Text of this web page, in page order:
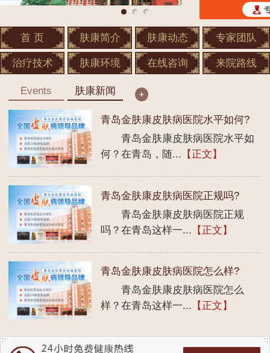
首 页 肤康简介 肤康动态 专家团队
治疗技术 肤康环境 在线咨询 来院路线
Events 肤康新闻
青岛金肤康皮肤病医院水平如何?
青岛金肤康皮肤病医院水平如
何？在青岛，随... 【正文】
青岛金肤康皮肤病医院正规吗?
青岛金肤康皮肤病医院正规
吗？在青岛这样一... 【正文】
青岛金肤康皮肤病医院怎么样?
青岛金肤康皮肤病医院怎么
样？在青岛这样一... 【正文】